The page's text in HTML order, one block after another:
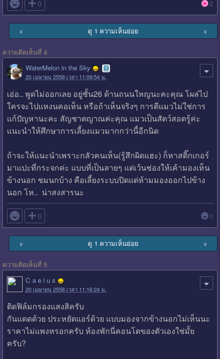
 0 2
∨ ดู 1 ความเห็นย่อย ∨
ความคิดเห็นที่ 4
WaterMelon in the Sky
20 เมษายน 2558 เวลา 11:09:54 น.
เอ่อ.. พูดไม่ออกเลย อยู่ชั้น26 ด้านถนนใหญนะคะคุณ โผล่ไป
ใครจะไปแหงนคอเห็น หรือถ้าเห็นจริงๆ การตีแมวไม่ใช่การ
แก้ปัญหานะคะ สัญชาตญาณค่ะคุณ แมวเป็นสัตว์สอดรู้ค่ะ
แนะนำให้ศึกษาการเลี้ยงแมวมากกว่านี้อีกนิด
ถ้าจะให้แนะนำเพราะกลัวคนเห็น(รู้สึกผิดแฮะ) ก็หาสติ๊กเกอร์
มาแปะที่กระจกค่ะ แบบที่เป็นลายๆ แต่เว้นช่องให้เค้ามองเห็น
ข้างนอก ชมนกบ้าง คือเลี้ยงระบบปิดแต่ห้ามมองออกไปข้าง
นอก โห.. น่าสงสารนะ
 0 0
∨ ดู 1 ความเห็นย่อย ∨
ความคิดเห็นที่ 5
C a e l u s
20 เมษายน 2558 เวลา 11:16:24 น.
ติดฟิล์มกรองแสงสิครับ
กันแดดด้วย ประหยัดแอร์ด้วย แบบมองจากข้างนอกไม่เห็นนะ
ราคาไม่แพงหรอกครับ ห้องพักนี่คอนโดของตัวเองใช่มั้ย
ครับ?